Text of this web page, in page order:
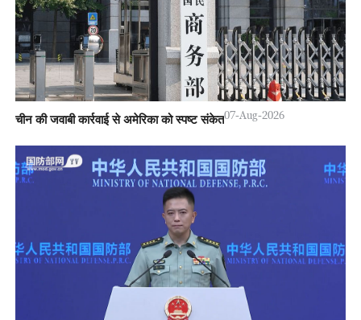
चीन की जवाबी कार्रवाई से अमेरिका को स्पष्ट संकेत07-Aug-2026